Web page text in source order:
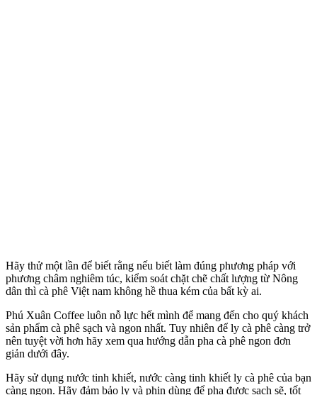
Hãy thử một lần để biết rằng nếu biết làm đúng phương pháp với
phương châm nghiêm túc, kiểm soát chặt chẽ chất lượng từ Nông
dân thì cà phê Việt nam không hề thua kém của bất kỳ ai.
Phú Xuân Coffee luôn nỗ lực hết mình để mang đến cho quý khách
sản phẩm cà phê sạch và ngon nhất. Tuy nhiên để ly cà phê càng trở
nên tuyệt vời hơn hãy xem qua hướng dẫn pha cà phê ngon đơn
giản dưới đây.
Hãy sử dụng nước tinh khiết, nước càng tinh khiết ly cà phê của bạn
càng ngon. Hãy đảm bảo ly và phin dùng để pha được sạch sẽ, tốt